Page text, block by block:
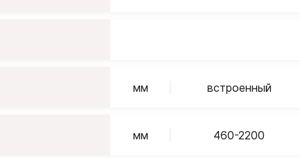
мм встроенный
мм 460-2200